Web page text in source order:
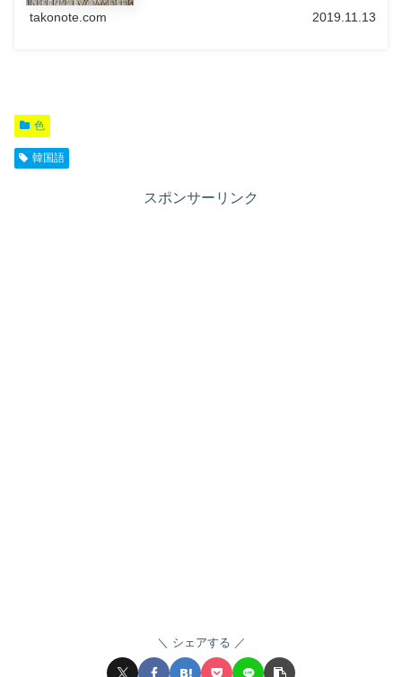
takonote.com 2019.11.13
色
韓国語
スポンサーリンク
シェアする